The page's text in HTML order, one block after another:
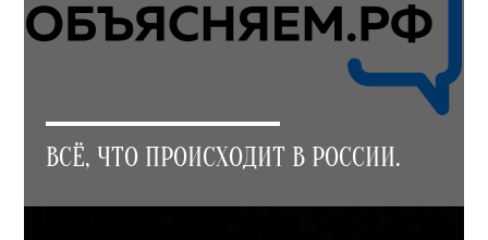
ВСЁ, ЧТО ПРОИСХОДИТ В РОССИИ.